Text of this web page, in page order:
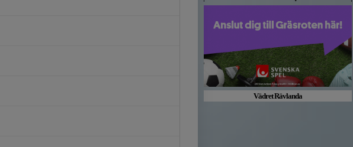
Vädret Rävlanda